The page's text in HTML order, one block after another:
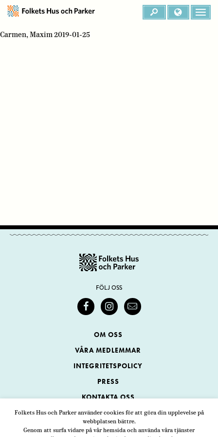
Folkets Hus och Parker använder cookies för att göra din upplevelse på
webbplatsen bättre.
Genom att surfa vidare på vår hemsida och använda våra tjänster
Carmen, Maxim 2019-01-25
FÖLJ OSS
OM OSS
VÅRA MEDLEMMAR
INTEGRITETSPOLICY
PRESS
KONTAKTA OSS
Folkets Hus och Parker